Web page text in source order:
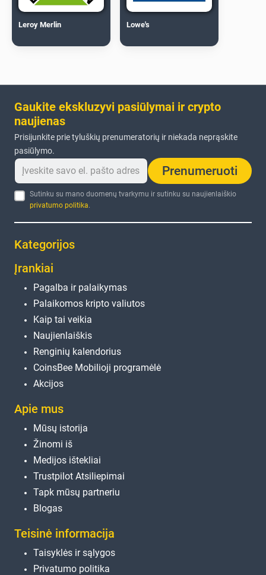
Leroy Merlin Lowe's
Gaukite ekskluzyvi pasiūlymai ir crypto
naujienas
Prisijunkite prie tyluškių prenumeratorių ir niekada neprąskite
pasiūlymo.
Prenumeruoti
Sutinku su mano duomenų tvarkymu ir sutinku su naujienlaiškio
privatumo politika.
Kategorijos
Įrankiai
Pagalba ir palaikymas
Palaikomos kripto valiutos
Kaip tai veikia
Naujienlaiškis
Renginių kalendorius
CoinsBee Mobilioji programėlė
Akcijos
Apie mus
Mūsų istorija
Žinomi iš
Medijos ištekliai
Trustpilot Atsiliepimai
Tapk mūsų partneriu
Blogas
Teisinė informacija
Taisyklės ir sąlygos
Privatumo politika